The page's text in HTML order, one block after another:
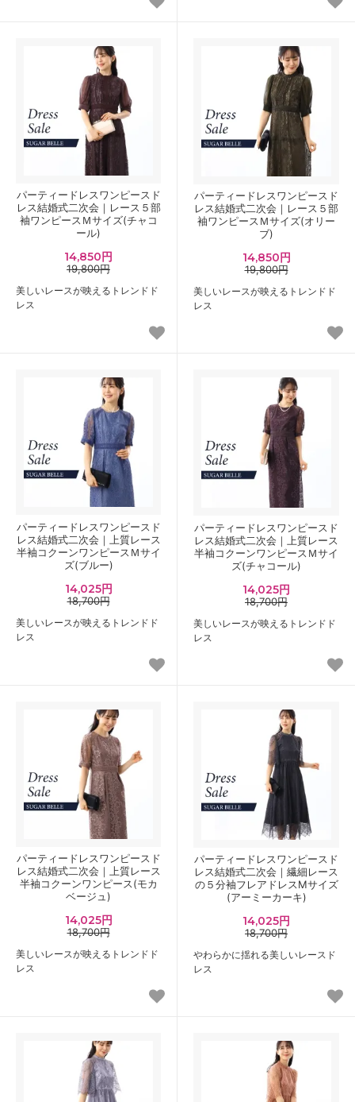
パーティードレスワンピースド
レス結婚式二次会｜レース５部
袖ワンピースＭサイズ(チャコ
ール)
14,850円
19,800円
美しいレースが映えるトレンドド
レス
パーティードレスワンピースド
レス結婚式二次会｜レース５部
袖ワンピースＭサイズ(オリー
ブ)
14,850円
19,800円
美しいレースが映えるトレンドド
レス
パーティードレスワンピースド
レス結婚式二次会｜上質レース
半袖コクーンワンピースＭサイ
ズ(ブルー)
14,025円
18,700円
美しいレースが映えるトレンドド
レス
パーティードレスワンピースド
レス結婚式二次会｜上質レース
半袖コクーンワンピースＭサイ
ズ(チャコール)
14,025円
18,700円
美しいレースが映えるトレンドド
レス
パーティードレスワンピースド
レス結婚式二次会｜上質レース
半袖コクーンワンピース(モカ
ベージュ)
14,025円
18,700円
美しいレースが映えるトレンドド
レス
パーティードレスワンピースド
レス結婚式二次会｜繊細レース
の５分袖フレアドレスMサイズ
(アーミーカーキ)
14,025円
18,700円
やわらかに揺れる美しいレースド
レス